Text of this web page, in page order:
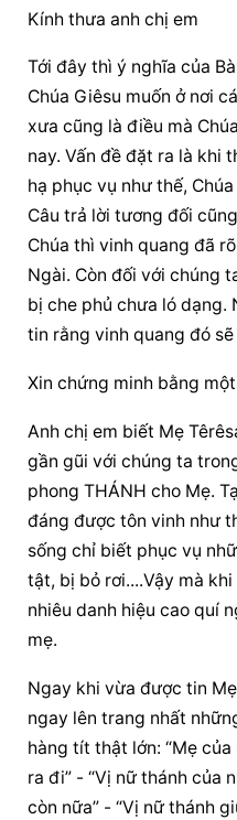
Kính thưa anh chị em
Tới đây thì ý nghĩa của
Chúa Giêsu muốn ở nơi
xưa cũng là điều mà
nay. Vấn đề đặt ra là khi
hạ phục vụ như thế,
Câu trả lời tương đối
Chúa thì vinh quang đã
Ngài. Còn đối với chúng
bị che phủ chưa ló dạng.
tin rằng vinh quang đó sẽ
Xin chứng minh bằng
Anh chị em biết Mẹ
gần gũi với chúng ta
phong THÁNH cho Mẹ.
đáng được tôn vinh như
sống chỉ biết phục vụ
tật, bị bỏ rơi....Vậy mà
nhiêu danh hiệu cao quí
mẹ.
Ngay khi vừa được tin
ngay lên trang nhất
hàng tít thật lớn: “Mẹ
ra đi” - “Vị nữ thánh của
còn nữa” - “Vị nữ thánh